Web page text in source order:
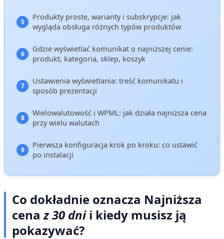
Produkty proste, warianty i subskrypcje: jak
wygląda obsługa różnych typów produktów
Gdzie wyświetlać komunikat o najniższej cenie:
produkt, kategoria, sklep, koszyk
Ustawienia wyświetlania: treść komunikatu i
sposób prezentacji
Wielowalutowość i WPML: jak działa najniższa cena
przy wielu walutach
Pierwsza konfiguracja krok po kroku: co ustawić
po instalacji
Co dokładnie oznacza Najniższa
cena z 30 dnii kiedy musisz ją
pokazywać?